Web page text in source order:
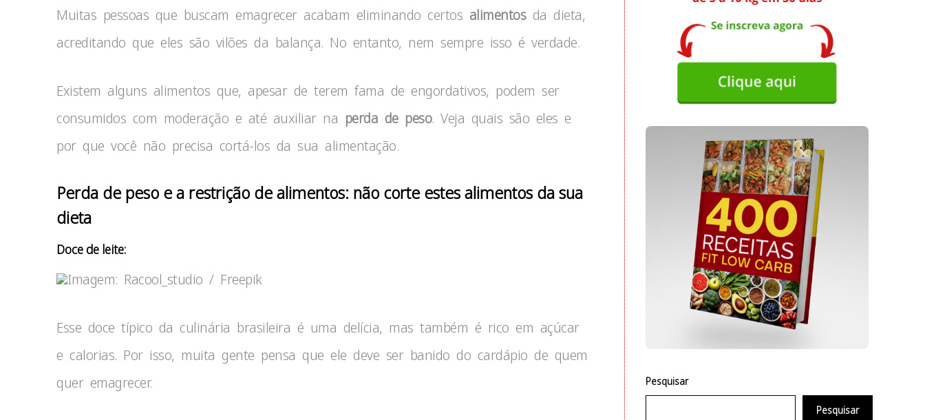
Muitas pessoas que buscam emagrecer acabam eliminando certos alimentos da dieta,
acreditando que eles são vilões da balança. No entanto, nem sempre isso é verdade.
Existem alguns alimentos que, apesar de terem fama de engordativos, podem ser
consumidos com moderação e até auxiliar na perda de peso. Veja quais são eles e
por que você não precisa cortá-los da sua alimentação.
Perda de peso e a restrição de alimentos: não corte estes alimentos da sua
dieta
Doce de leite:
Imagem: Racool_studio / Freepik
Esse doce típico da culinária brasileira é uma delícia, mas também é rico em açúcar
e calorias. Por isso, muita gente pensa que ele deve ser banido do cardápio de quem
quer emagrecer.
Pesquisar
Pesquisar